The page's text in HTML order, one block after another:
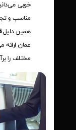
خوبی
مناسب و
همین دلیل
عمان ارائه
مختلف را